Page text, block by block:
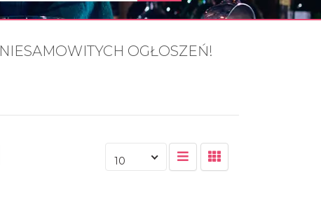
NIESAMOWITYCH OGŁOSZEŃ!
10